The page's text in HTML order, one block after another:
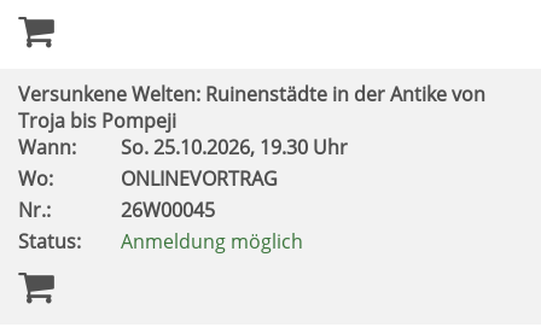
Versunkene Welten: Ruinenstädte in der Antike von
Troja bis Pompeji
Wann:
So.25.10.2026, 19.30 Uhr
Wo:
ONLINEVORTRAG
Nr.:
26W00045
Status:
Anmeldung möglich